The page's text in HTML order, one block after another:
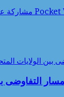
‫Pocket مشاركة
بين الولايات
التفاوضى